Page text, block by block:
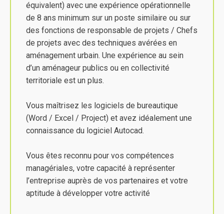
équivalent) avec une expérience opérationnelle
de 8 ans minimum sur un poste similaire ou sur
des fonctions de responsable de projets / Chefs
de projets avec des techniques avérées en
aménagement urbain. Une expérience au sein
d’un aménageur publics ou en collectivité
territoriale est un plus.
Vous maîtrisez les logiciels de bureautique
(Word / Excel / Project) et avez idéalement une
connaissance du logiciel Autocad.
Vous êtes reconnu pour vos compétences
managériales, votre capacité à représenter
l’entreprise auprès de vos partenaires et votre
aptitude à développer votre activité